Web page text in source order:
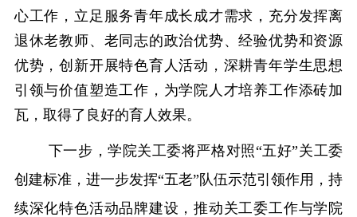
心工作，立足服务青年成长成才需求，充分发挥离
退休老教师、老同志的政治优势、经验优势和资源
优势，创新开展特色育人活动，深耕青年学生思想
引领与价值塑造工作，为学院人才培养工作添砖加
瓦，取得了良好的育人效果。
下一步，学院关工委将严格对照“五好”关工委
创建标准，进一步发挥“五老”队伍示范引领作用，持
续深化特色活动品牌建设，推动关工委工作与学院